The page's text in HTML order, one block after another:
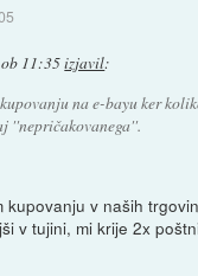
11:35izjavil:
na e-bayu ker
''nepričakovanega''.
kupovanju v naših
v tujini, mi krije 2x